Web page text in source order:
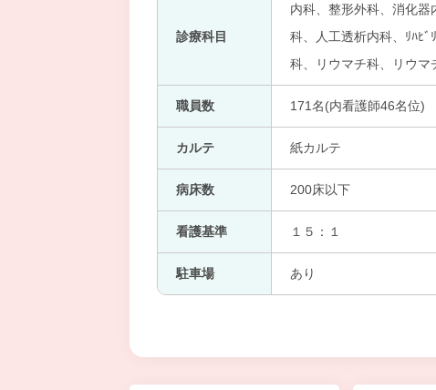
診療科目
内科、整形外科、消化
科、人工透析内科、ﾘﾊﾋ
科、リウマチ科、リウマ
職員数 171名(内看護師46名位)
カルテ 紙カルテ
病床数 200床以下
看護基準 １５：１
駐車場 あり